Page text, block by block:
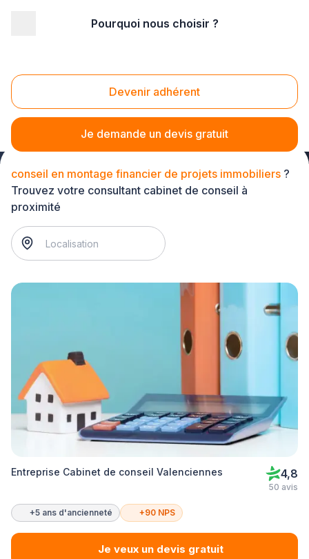
Pourquoi nous choisir ?
Devenir adhérent
Je demande un devis gratuit
Conseil en montage financier de projets
immobiliers
conseil en montage financier de projets immobiliers ?
Trouvez votre consultant cabinet de conseil à
proximité
Entreprise Cabinet de conseil Valenciennes 4,8
50 avis
+5 ans d'ancienneté +90 NPS
Je veux un devis gratuit